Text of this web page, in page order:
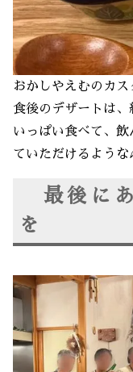
おかしやえむのカス
食後のデザートは、
いっぱい食べて、
ていただけるような
最後にあ